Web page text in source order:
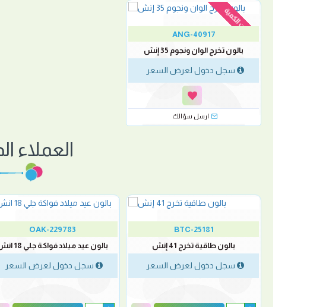
نفدت الكمية
ANG-40917
بالون تخرج الوان ونجوم 35 إنش
سجل دخول لعرض السعر
ارسل سؤالك
العملاء
BTC-25181
بالون طاقية تخرج 41 إنش
سجل دخول لعرض السعر
OAK-229783
بالون عيد ميلاد فواكة جلي 18 انش
سجل دخول لعرض السعر